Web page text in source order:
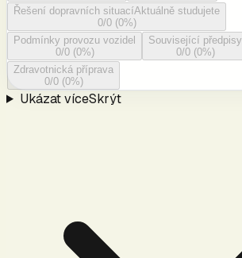
Řešení dopravních situacíAktuálně studujete
0/0(0%)
Podmínky provozu vozidel
0/0(0%)
Související předpisy
0/0(0%)
Zdravotnická příprava
0/0(0%)
Ukázat víceSkrýt